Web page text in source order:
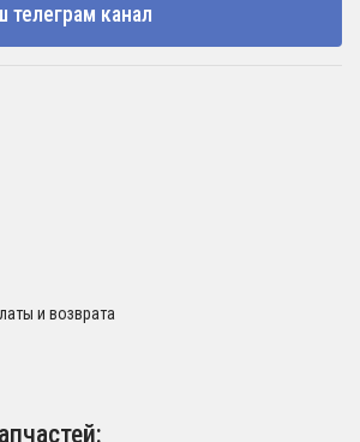
телеграм канал
и возврата